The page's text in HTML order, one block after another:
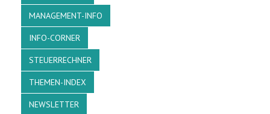
MANAGEMENT-INFO
INFO-CORNER
STEUERRECHNER
THEMEN-INDEX
NEWSLETTER